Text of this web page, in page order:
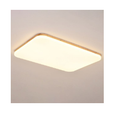
110 A 120 V 80,01 cm